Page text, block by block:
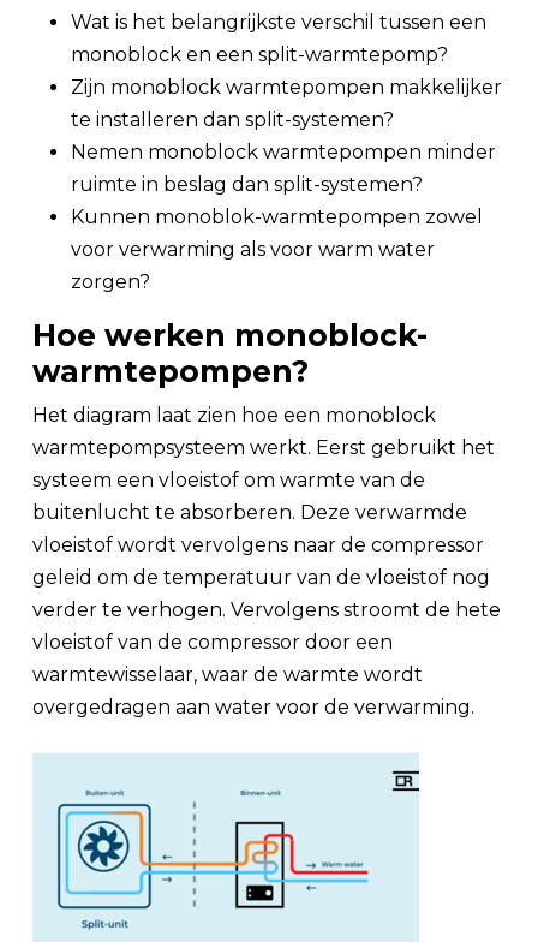
Wat is het belangrijkste verschil tussen een
monoblock en een split-warmtepomp?
Zijn monoblock warmtepompen makkelijker
te installeren dan split-systemen?
Nemen monoblock warmtepompen minder
ruimte in beslag dan split-systemen?
Kunnen monoblok-warmtepompen zowel
voor verwarming als voor warm water
zorgen?
Hoe werken monoblock-
warmtepompen?
Het diagram laat zien hoe een monoblock
warmtepompsysteem werkt. Eerst gebruikt het
systeem een vloeistof om warmte van de
buitenlucht te absorberen. Deze verwarmde
vloeistof wordt vervolgens naar de compressor
geleid om de temperatuur van de vloeistof nog
verder te verhogen. Vervolgens stroomt de hete
vloeistof van de compressor door een
warmtewisselaar, waar de warmte wordt
overgedragen aan water voor de verwarming.